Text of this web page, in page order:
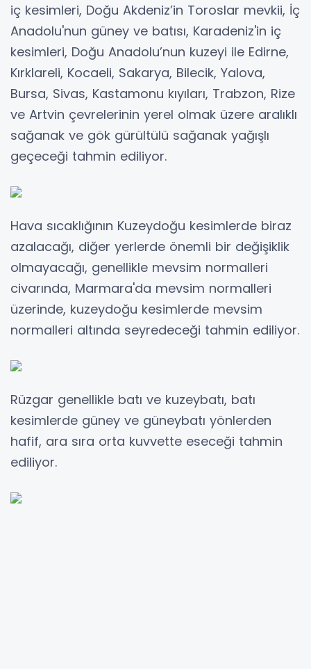
iç kesimleri, Doğu Akdeniz’in Toroslar mevkii, İç
Anadolu'nun güney ve batısı, Karadeniz'in iç
kesimleri, Doğu Anadolu’nun kuzeyi ile Edirne,
Kırklareli, Kocaeli, Sakarya, Bilecik, Yalova,
Bursa, Sivas, Kastamonu kıyıları, Trabzon, Rize
ve Artvin çevrelerinin yerel olmak üzere aralıklı
sağanak ve gök gürültülü sağanak yağışlı
geçeceği tahmin ediliyor.
Hava sıcaklığının Kuzeydoğu kesimlerde biraz
azalacağı, diğer yerlerde önemli bir değişiklik
olmayacağı, genellikle mevsim normalleri
civarında, Marmara'da mevsim normalleri
üzerinde, kuzeydoğu kesimlerde mevsim
normalleri altında seyredeceği tahmin ediliyor.
Rüzgar genellikle batı ve kuzeybatı, batı
kesimlerde güney ve güneybatı yönlerden
hafif, ara sıra orta kuvvette eseceği tahmin
ediliyor.